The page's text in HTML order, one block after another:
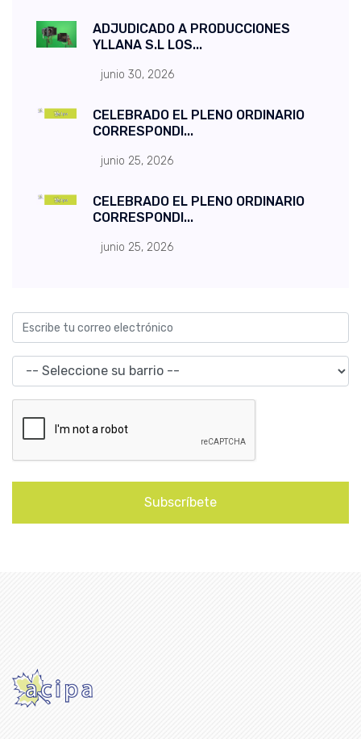
ADJUDICADO A PRODUCCIONES
YLLANA S.L LOS...
junio 30, 2026
CELEBRADO EL PLENO ORDINARIO
CORRESPONDI...
junio 25, 2026
CELEBRADO EL PLENO ORDINARIO
CORRESPONDI...
junio 25, 2026
Subscríbete